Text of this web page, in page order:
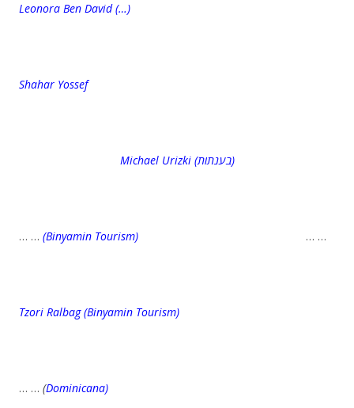
Leonora Ben David (…)
Shahar Yossef
Michael Urizki (בענתות)
… … (Binyamin Tourism) … …
Tzori Ralbag (Binyamin Tourism)
… … (Dominicana)